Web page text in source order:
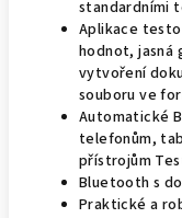
standardními
Aplikace
hodnot, jasná
vytvoření
souboru ve
Automatické
telefonům,
přístrojům
Bluetooth s
Praktické a